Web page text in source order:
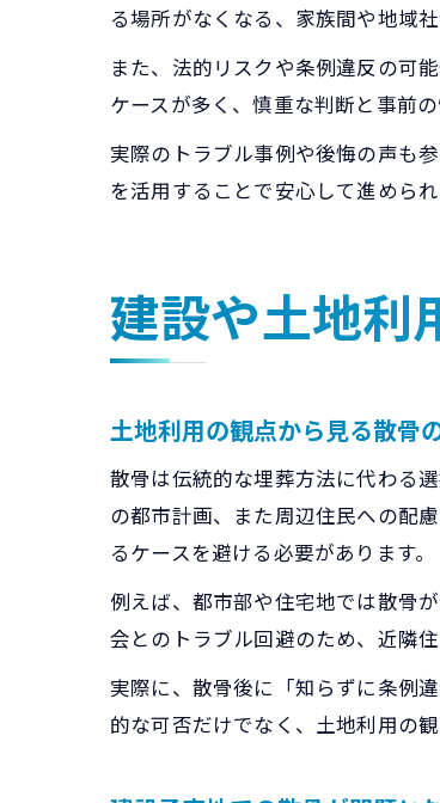
る場所がなくなる、家族間や地域
また、法的リスクや条例違反の可
ケースが多く、慎重な判断と事前の
実際のトラブル事例や後悔の声も
を活用することで安心して進めら
建設や土地利
土地利用の観点から見る散骨
散骨は伝統的な埋葬方法に代わる
の都市計画、また周辺住民への配
るケースを避ける必要があります。
例えば、都市部や住宅地では散骨
会とのトラブル回避のため、近隣
実際に、散骨後に「知らずに条例
的な可否だけでなく、土地利用の